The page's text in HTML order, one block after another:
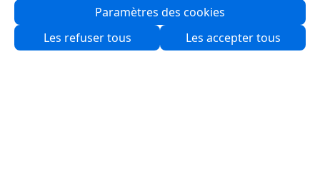
Paramètres des cookies
Les refuser tous
Les accepter tous
Qui sommes-nous ?